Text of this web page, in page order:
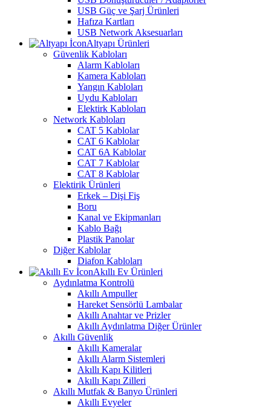
USB Güç ve Şarj Ürünleri
Hafıza Kartları
USB Network Aksesuarları
Altyapı Ürünleri
Güvenlik Kabloları
Alarm Kabloları
Kamera Kabloları
Yangın Kabloları
Uydu Kabloları
Elektirk Kabloları
Network Kabloları
CAT 5 Kablolar
CAT 6 Kablolar
CAT 6A Kablolar
CAT 7 Kablolar
CAT 8 Kablolar
Elektirik Ürünleri
Erkek – Dişi Fiş
Boru
Kanal ve Ekipmanları
Kablo Bağı
Plastik Panolar
Diğer Kablolar
Diafon Kabloları
Akıllı Ev Ürünleri
Aydınlatma Kontrolü
Akıllı Ampuller
Hareket Sensörlü Lambalar
Akıllı Anahtar ve Prizler
Akıllı Aydınlatma Diğer Ürünler
Akıllı Güvenlik
Akıllı Kameralar
Akıllı Alarm Sistemleri
Akıllı Kapı Kilitleri
Akıllı Kapı Zilleri
Akıllı Mutfak & Banyo Ürünleri
Akıllı Evyeler